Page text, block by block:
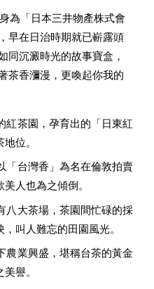
為「日本三井物產株式會
早在日治時期就已嶄露頭
同沉澱時光的故事寶盒，
茶香瀰漫，更喚起你我的
紅茶園，孕育出的「日東紅
位。
「台灣香」為名在倫敦拍賣
人也為之傾倒。
八大茶場，茶園間忙碌的採
叫人難忘的田園風光。
農業興盛，堪稱台茶的黃金
譽。